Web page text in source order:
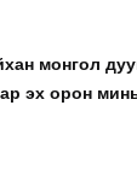
монгол
эх орон